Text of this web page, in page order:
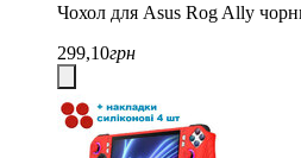
Чохол для Asus Rog Ally
299,10грн